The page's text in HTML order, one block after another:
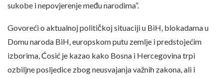
sukobe i nepovjerenje među narodima”.
Govoreći o aktualnoj političkoj situaciji u BiH, blokadama u
Domu naroda BiH, europskom putu zemlje i predstojećim
izborima, Ćosić je kazao kako Bosna i Hercegovina trpi
ozbiljne posljedice zbog neusvajanja važnih zakona, ali i